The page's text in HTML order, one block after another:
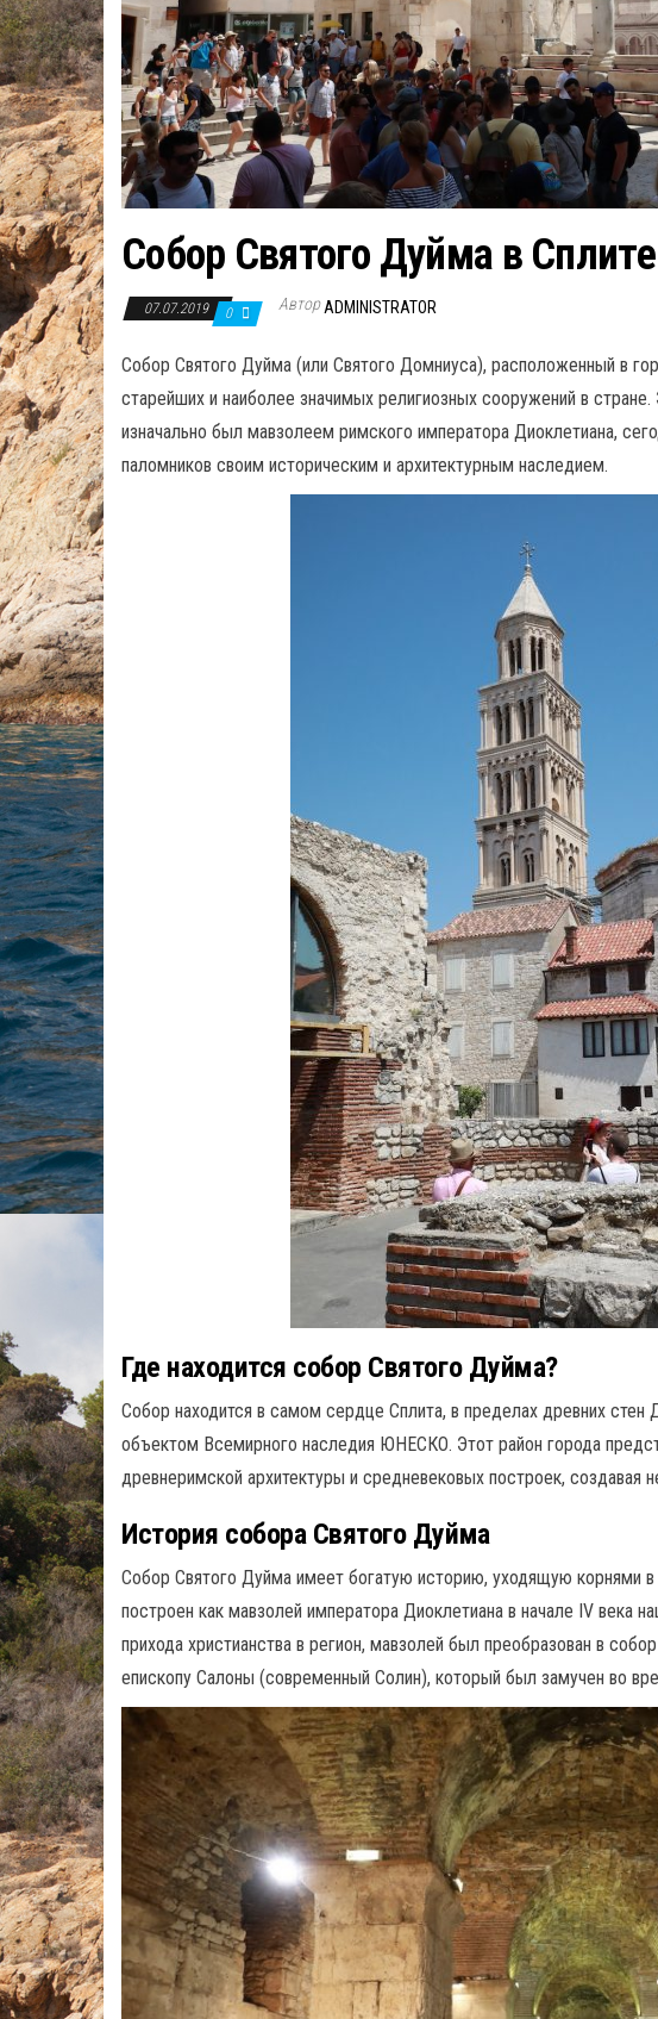
Собор Святого Дуйма в Сплите
07.07.2019 0 АвторADMINISTRATOR
Собор Святого Дуйма (или Святого Домниуса), расположенный в
старейших и наиболее значимых религиозных сооружений в
изначально был мавзолеем римского императора Диоклетиана,
паломников своим историческим и архитектурным наследием.
Где находится собор Святого Дуйма?
Собор находится в самом сердце Сплита, в пределах древних стен
объектом Всемирного наследия ЮНЕСКО. Этот район города
древнеримской архитектуры и средневековых построек, создавая
История собора Святого Дуйма
Собор Святого Дуйма имеет богатую историю, уходящую корнями
построен как мавзолей императора Диоклетиана в начале IV века
прихода христианства в регион, мавзолей был преобразован в
епископу Салоны (современный Солин), который был замучен во